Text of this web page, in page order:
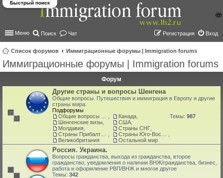
Меню Поиск Чат Вход
Регистрация
Список форумов
Иммиграционные форумы | Immigration forums
ои
Быстрый поиск
Иммиграционные форумы | Immigration forums
Форум
Другие страны и вопросы Шенгена
Общие вопросы. Путешествия и иммиграция в Европу и другие
страны мира.
Подфорумы
Шенгенские визы
Молдавия
Великобритания
Канада
США
Страны СНГ
Остальной мир
Темы: 987
Россия. Украина.
Вопросы гражданства, выхода из гражданства, второе
гражданство, уведомления о наличии ВНЖ/гражданства, бизнес,
работа и оформление РВП/ВНЖ и многое другое
Темы: 342